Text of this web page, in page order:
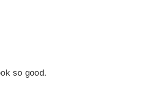
so good.